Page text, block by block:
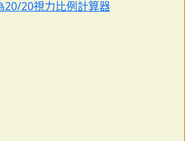
20/20視力比例計算器